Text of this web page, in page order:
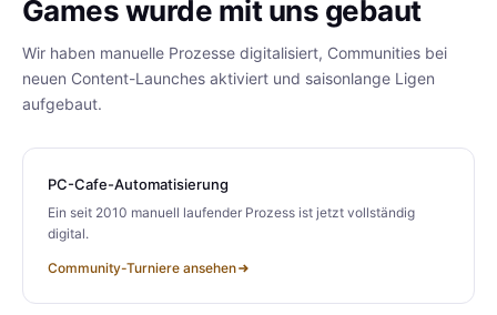
Games wurde mit uns gebaut
Wir haben manuelle Prozesse digitalisiert, Communities bei
neuen Content-Launches aktiviert und saisonlange Ligen
aufgebaut.
PC-Cafe-Automatisierung
Ein seit 2010 manuell laufender Prozess ist jetzt vollständig
digital.
Community-Turniere ansehen